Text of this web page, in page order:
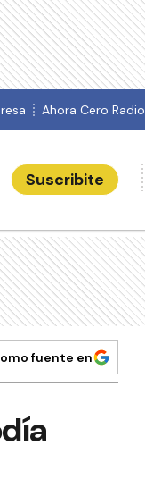
Ahora Cero Radio
Suscribite
fuente en